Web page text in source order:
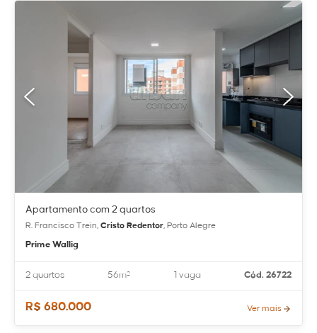
Apartamento com 2 quartos
R. Francisco Trein, Cristo Redentor, Porto Alegre
Prime Wallig
2 quartos 56m² 1 vaga Cód. 26722
R$ 680.000 Ver mais